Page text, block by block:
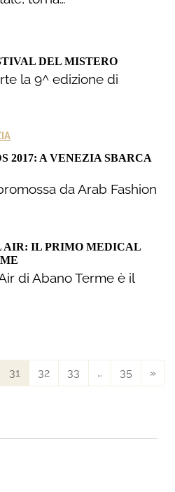
DEL MISTERO
la 9^ edizione di
2017: A VENEZIA SBARCA
da Arab Fashion
AIR: IL PRIMO MEDICAL
di Abano Terme è il
31 32 33 … 35 »